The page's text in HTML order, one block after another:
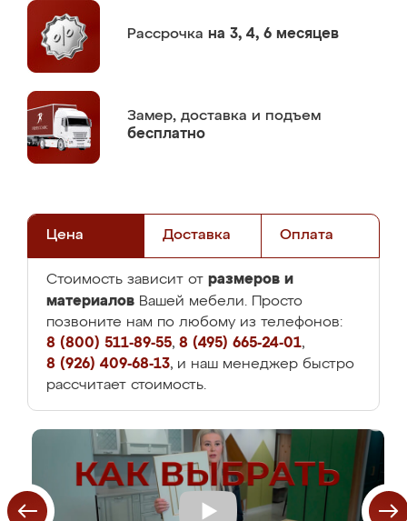
Рассрочка на 3, 4, 6 месяцев
Замер, доставка и подъем
бесплатно
Цена Доставка Оплата
Стоимость зависит от размеров и
материалов Вашей мебели. Просто
позвоните нам по любому из телефонов:
8 (800) 511-89-55, 8 (495) 665-24-01,
8 (926) 409-68-13, и наш менеджер быстро
рассчитает стоимость.